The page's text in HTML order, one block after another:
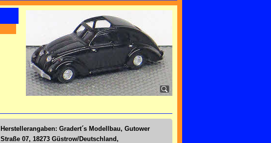
Herstellerangaben: Gradert´s Modellbau, Gutower
Straße 07, 18273 Güstrow/Deutschland,